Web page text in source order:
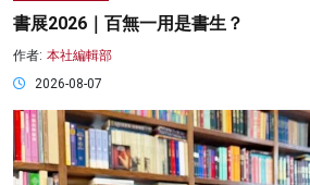
書展2026｜百無一用是書生？
作者: 本社編輯部
2026-08-07